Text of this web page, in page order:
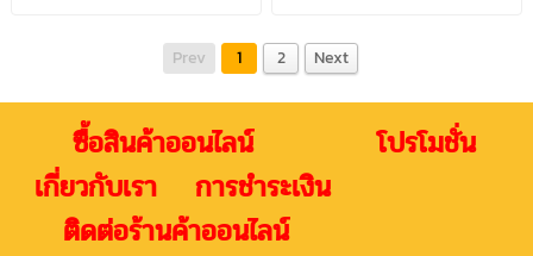
Prev 1 2 Next
ซื้อสินค้าออนไลน์ โปรโมชั่น
เกี่ยวกับเรา การชำระเงิน
ติดต่อร้านค้าออนไลน์